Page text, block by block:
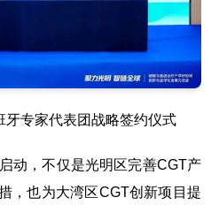
牙专家代表团战略签约仪式
动，不仅是光明区完善CGT产
，也为大湾区CGT创新项目提